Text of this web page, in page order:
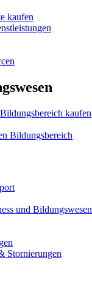
kaufen
kaufen
Bildungsbereich
und Bildungswesen
Stornierungen